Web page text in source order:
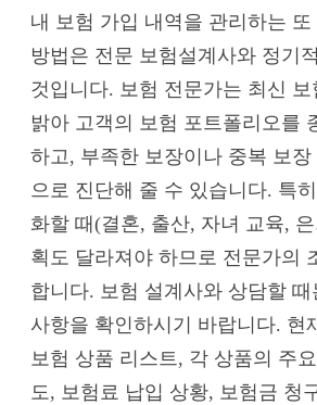
내 보험 가입 내역을 관리하는 또
방법은 전문 보험설계사와 정기
것입니다. 보험 전문가는 최신 보
밝아 고객의 보험 포트폴리오를
하고, 부족한 보장이나 중복 보장
으로 진단해 줄 수 있습니다. 특
화할 때(결혼, 출산, 자녀 교육, 은
획도 달라져야 하므로 전문가의
합니다. 보험 설계사와 상담할
사항을 확인하시기 바랍니다. 현
보험 상품 리스트, 각 상품의 주
도, 보험료 납입 상황, 보험금 청